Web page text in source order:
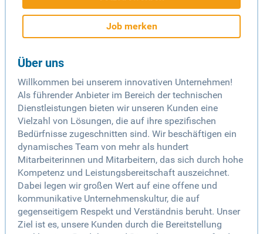
Job merken
Über uns
Willkommen bei unserem innovativen Unternehmen!
Als führender Anbieter im Bereich der technischen
Dienstleistungen bieten wir unseren Kunden eine
Vielzahl von Lösungen, die auf ihre spezifischen
Bedürfnisse zugeschnitten sind. Wir beschäftigen ein
dynamisches Team von mehr als hundert
Mitarbeiterinnen und Mitarbeitern, das sich durch hohe
Kompetenz und Leistungsbereitschaft auszeichnet.
Dabei legen wir großen Wert auf eine offene und
kommunikative Unternehmenskultur, die auf
gegenseitigem Respekt und Verständnis beruht. Unser
Ziel ist es, unsere Kunden durch die Bereitstellung